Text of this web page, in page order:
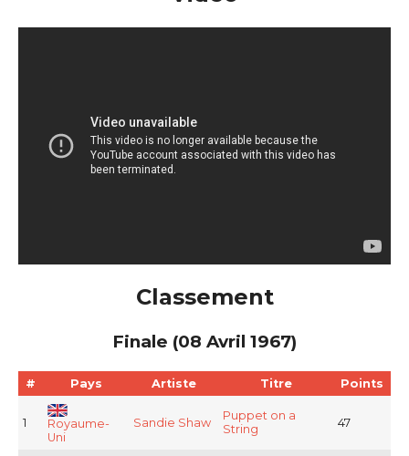
Classement
Finale (08 Avril 1967)
# Pays Artiste Titre Points
1
Royaume-
Uni
Sandie Shaw
Puppet on a
String
47